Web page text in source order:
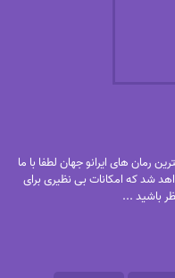
رمان های ایرانو جهان لطفا با ما
شد که امکانات بی نظیری برای
باشید ...